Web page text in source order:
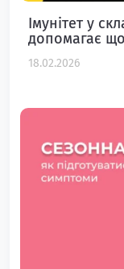
Імунітет у
допомагає
18.02.2026